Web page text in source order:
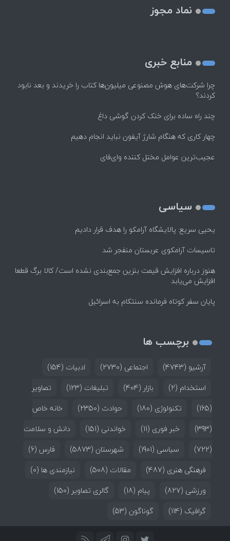
نماد مجوز
منابع خبری
چرا شرکت‌های هوش مصنوعی میلیون‌ها کتاب را خریدند و بعد نابود
کردند؟
چند راه‌ ساده برای خنک کردن گوشی داغ
چهار کاری که هنگام شارژ آیفون نباید انجام دهیم
عجیب‌ترین عوامل مختل کننده وای‌فای
سیاسی
یحیی سریع: پالایشگاه آرامکو را هدف قرار دادیم
تاسیسات آرامکوی عربستان منفجر شد
هنوز درباره افزایش قیمت بنزین جمع‌بندی نشده است/ کالا برگ قطعا
افزایش می‌یابد
پایان سفر کوتاه فرمانده سنتکام به اسرائیل
برچسب ها
آرشیو (4743) اجتماعی (2730) ادبیات (154)
استخدام (2) بازار (404) تبلیغات (123)
تصاویر
(165)
تکنولوژی (180) حوادث (2350)
خانه خاص
(393)
خبر فوری (11) خواندنی (151)
دانش و سلامت
(722)
سیاسی (1901) شهرستان (5873) فارس (6)
فرهنگی هنری (487) مقالات (508) نیازمندی ها (0)
ورزشی (827) پیام (18) گالری تصاویر (150)
گرافیک (114) گوناگون (53)